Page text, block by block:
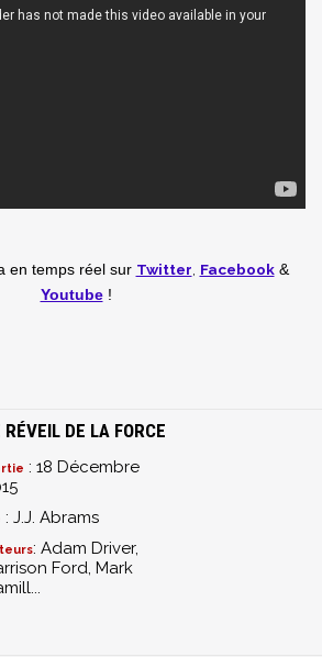
en temps réel sur Twitter Facebook&
Youtube!
DE LA FORCE
: 18 Décembre
: J.J. Abrams
: Adam Driver,
Ford, Mark